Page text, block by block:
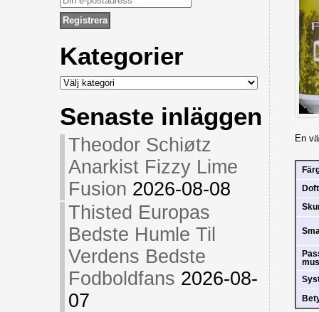
Kategorier
Kategorier
Senaste inläggen
Theodor Schiøtz
Anarkist Fizzy Lime
Fusion 2026-08-08
Thisted Europas
Bedste Humle Til
Verdens Bedste
Fodboldfans 2026-08-
07
En
Doft